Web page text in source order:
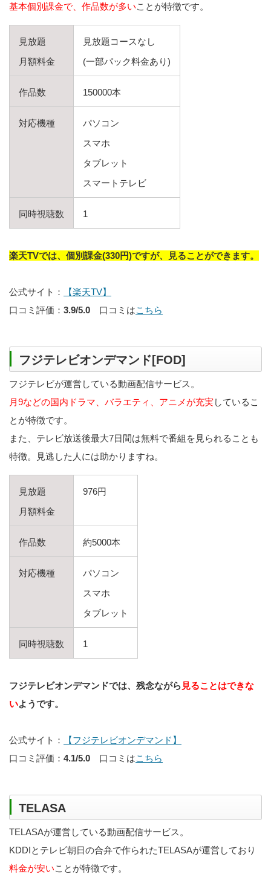
基本個別課金で、作品数が多いことが特徴です。
見放題
月額料金
見放題コースなし
(一部パック料金あり)
作品数 150000本
対応機種
パソコン
スマホ
タブレット
スマートテレビ
同時視聴数 1
楽天TVでは、個別課金(330円)ですが、見ることができます。
公式サイト：
【楽天TV】
口コミ評価： 3.9/5.0 口コミはこちら
フジテレビオンデマンド[FOD]
フジテレビが運営している動画配信サービス。
月9などの国内ドラマ、バラエティ、アニメが充実しているこ
とが特徴です。
また、テレビ放送後最大7日間は無料で番組を見られることも
特徴。見逃した人には助かりますね。
見放題
月額料金
976円
作品数 約5000本
対応機種
パソコン
スマホ
タブレット
同時視聴数 1
フジテレビオンデマンドでは、残念ながら 見ることはできな
いようです。
公式サイト：
【フジテレビオンデマンド】
口コミ評価： 4.1/5.0 口コミはこちら
TELASA
TELASAが運営している動画配信サービス。
KDDIとテレビ朝日の合弁で作られたTELASAが運営しており
料金が安いことが特徴です。